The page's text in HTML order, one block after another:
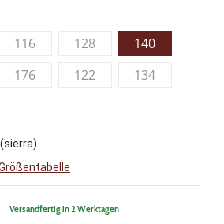
116 128
140
176 122
134
Versandfertig in 2 Werktagen